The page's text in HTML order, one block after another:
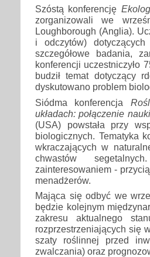
Szóstą konferencję
zorganizowali we
Loughborough (Anglia).
i odczytów)
szczegółowe badania,
konferencji uczestniczyło
budził temat dotyczący
dyskutowano problem
Siódma konferencja
układach: połączenie
(USA) powstała przy
biologicznych. Tematyka
wkraczających w
chwastów
zainteresowaniem -
menadżerów.
Mająca się odbyć we
będzie kolejnym
zakresu aktualnego
rozprzestrzeniających się
szaty roślinnej przed
zwalczania) oraz